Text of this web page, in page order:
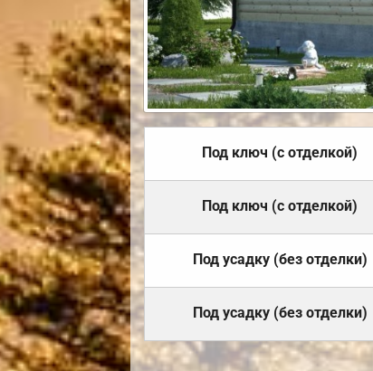
Под ключ (с отделкой)
Под ключ (с отделкой)
Под усадку (без отделки)
Под усадку (без отделки)